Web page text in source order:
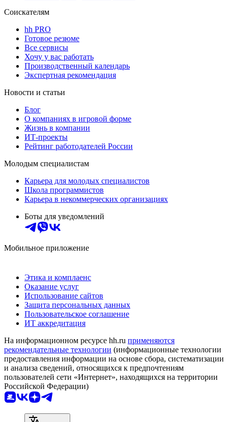
Соискателям
hh PRO
Готовое резюме
Все сервисы
Хочу у вас работать
Производственный календарь
Экспертная рекомендация
Новости и статьи
Блог
О компаниях в игровой форме
Жизнь в компании
ИТ-проекты
Рейтинг работодателей России
Молодым специалистам
Карьера для молодых специалистов
Школа программистов
Карьера в некоммерческих организациях
Боты для уведомлений
Мобильное приложение
Этика и комплаенс
Оказание услуг
Использование сайтов
Защита персональных данных
Пользовательское соглашение
ИТ аккредитация
На информационном ресурсе hh.ru применяются
рекомендательные технологии (информационные технологии
предоставления информации на основе сбора, систематизации
и анализа сведений, относящихся к предпочтениям
пользователей сети «Интернет», находящихся на территории
Российской Федерации)